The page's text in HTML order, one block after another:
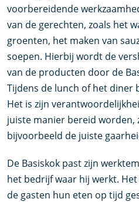
voorbereidende
van de gerechten, zoals het
groenten, het maken van
soepen. Hierbij wordt de
van de producten door de
Tijdens de lunch of het diner
Het is zijn
juiste manier bereid worden,
bijvoorbeeld de juiste
De Basiskok past zijn
het bedrijf waar hij werkt.
de gasten hun eten op tijd